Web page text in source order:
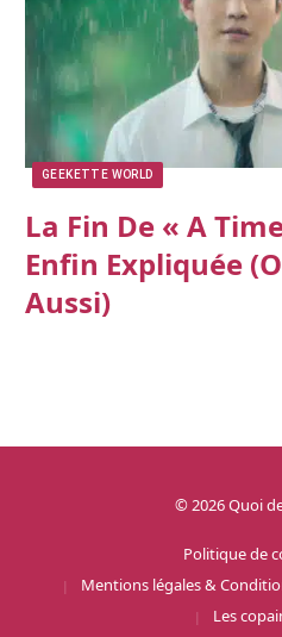
GEEKETTE WORLD
La Fin De « A
Enfin Expliquée
Aussi)
© 2026 Quoi
Politique de
Mentions légales &
Les